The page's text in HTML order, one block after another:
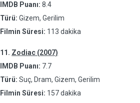
IMDB Puanı: 8.4
Türü: Gizem, Gerilim
Filmin Süresi: 113 dakika
11. Zodiac (2007)
IMDB Puanı: 7.7
Türü: Suç, Dram, Gizem, Gerilim
Filmin Süresi: 157 dakika